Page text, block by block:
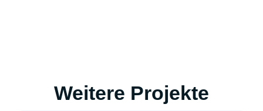
Weitere Projekte